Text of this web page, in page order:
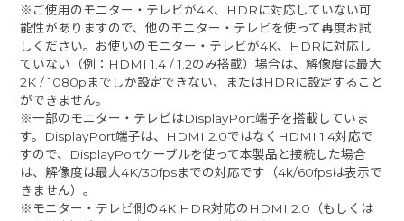
※ご使用のモニター・テレビが4K、HDRに対応していない可
能性がありますので、他のモニター・テレビを使って再度お試
しください。お使いのモニター・テレビが4K、HDRに対応し
ていない（例：HDMI 1.4 / 1.2のみ搭載）場合は、解像度は最大
2K / 1080pまでしか設定できない、またはHDRに設定すること
ができません。
※一部のモニター・テレビはDisplayPort端子を搭載していま
す。DisplayPort端子は、HDMI 2.0ではなくHDMI 1.4対応で
すので、DisplayPortケーブルを使って本製品と接続した場合
は、解像度は最大4K/30fpsまでの対応です（4k/60fpsは表示で
きません）。
※モニター・テレビ側の4K HDR対応のHDMI 2.0（もしくは